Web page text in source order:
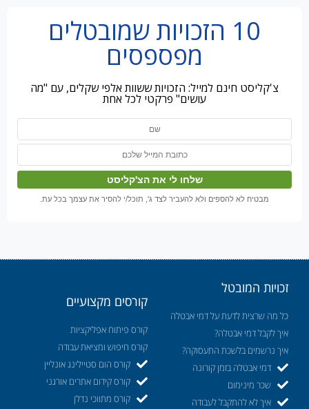
10 הזכויות שמובטלים
מפספסים
צ'קליסט חינם למייל: הזכויות ששוות אלפי שקלים, עם "מה
עושים" פרקטי לכל אחת
מבטיח לא להספים ולא להעביר לצד ג', תוכל/י להסיר את עצמך בכל עת.
זכויות המובטל
כל מה שרצית לדעת על דמי אבטלה
איך לקבל דמי אבטלה?
איך נרשמים בלשכת התעסוקה?
דמי אבטלה בזמן קורונה
שכר מינימום
איך לא להתקבל לעבודה
קורסים מקצועיים
קורס פיתוח אפליקציות
קורס חיפוש ומציאת עבודה
קורס הום סטיילינג אונליין
קורס קידום אתרים אורגני
קורס מתווכי נדלן